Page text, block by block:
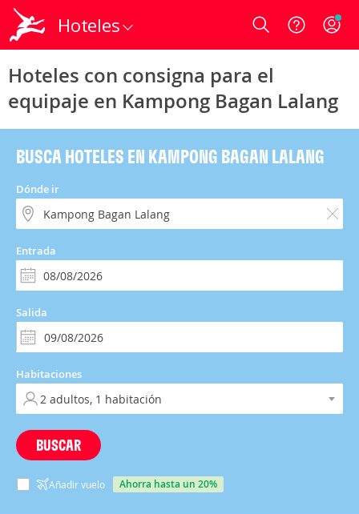
Hoteles Login
Hoteles con consigna para el
equipaje en Kampong Bagan Lalang
BUSCA HOTELES EN KAMPONG BAGAN LALANG
Dónde ir
Entrada
Salida
Habitaciones
BUSCAR
Añadir vuelo ahorra hasta un 20%